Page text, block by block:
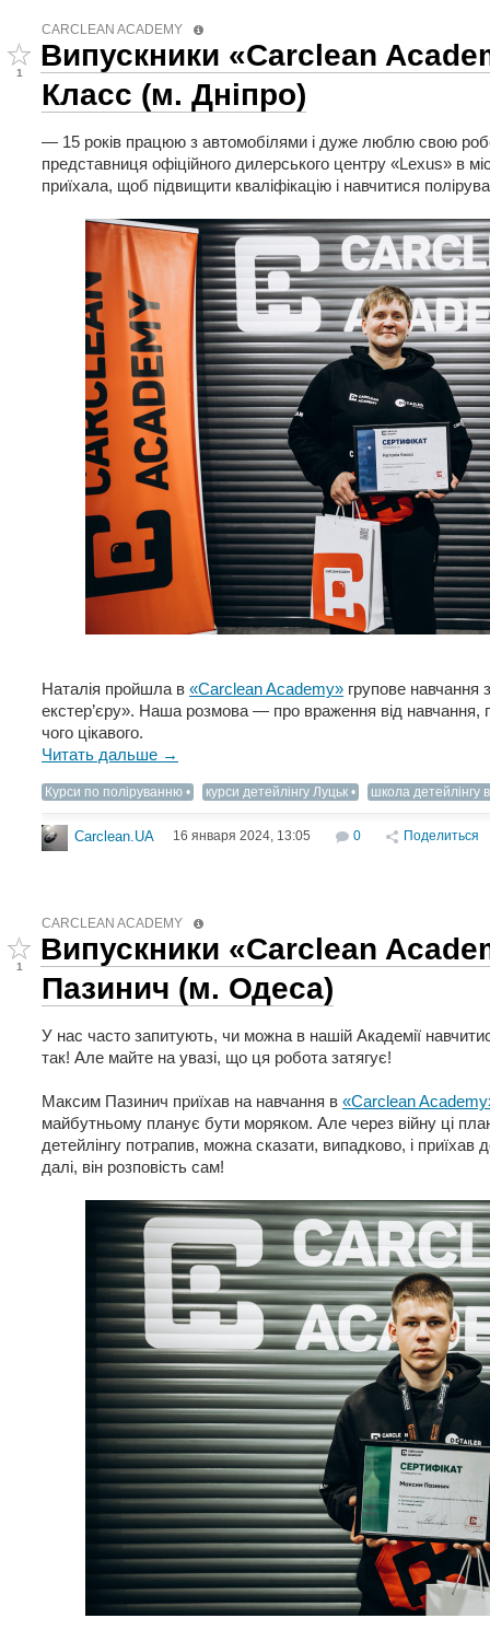
CARCLEAN ACADEMY
1
Випускники «Carclean
Класс (м. Дніпро)
— 15 років працюю з автомобілями і дуже люблю свою
представниця офіційного дилерського центру «Lexus» в
приїхала, щоб підвищити кваліфікацію і навчитися
Наталія пройшла в «Carclean Academy» групове навчання
екстер’єру». Наша розмова — про враження від навчання,
чого цікавого.
Читать дальше →
Курси по поліруванню курси детейлінгу Луцьк школа детейлінгу в
Carclean.UA 16 января 2024, 13:05 0 Поделиться
CARCLEAN ACADEMY
1
Випускники «Carclean
Пазинич (м. Одеса)
У нас часто запитують, чи можна в нашій Академії
так! Але майте на увазі, що ця робота затягує!
Максим Пазинич приїхав на навчання в «Carclean
майбутньому планує бути моряком. Але через війну ці
детейлінгу потрапив, можна сказати, випадково, і
далі, він розповість сам!